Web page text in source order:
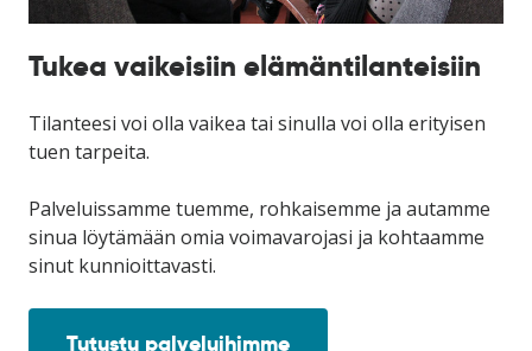
Tukea vaikeisiin elämäntilanteisiin
Tilanteesi voi olla vaikea tai sinulla voi olla erityisen
tuen tarpeita.
Palveluissamme tuemme, rohkaisemme ja autamme
sinua löytämään omia voimavarojasi ja kohtaamme
sinut kunnioittavasti.
Tutustu palveluihimme